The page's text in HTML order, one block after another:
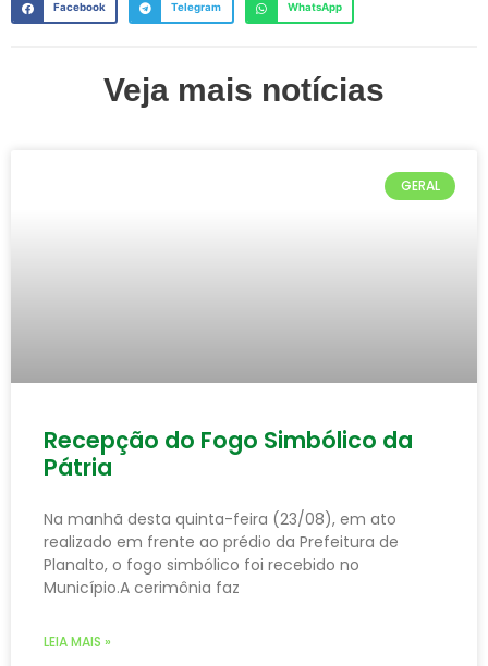
Facebook Telegram WhatsApp
Veja mais notícias
GERAL
Recepção do Fogo Simbólico da
Pátria
Na manhã desta quinta-feira (23/08), em ato
realizado em frente ao prédio da Prefeitura de
Planalto, o fogo simbólico foi recebido no
Município.A cerimônia faz
LEIA MAIS »